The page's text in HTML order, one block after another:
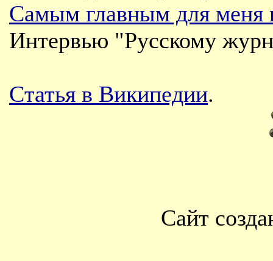
Самым главным для меня
Интервью "Русскому
Статья в Википедии.
Сайт